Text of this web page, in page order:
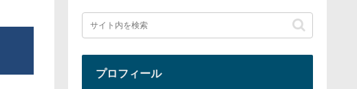
プロフィール